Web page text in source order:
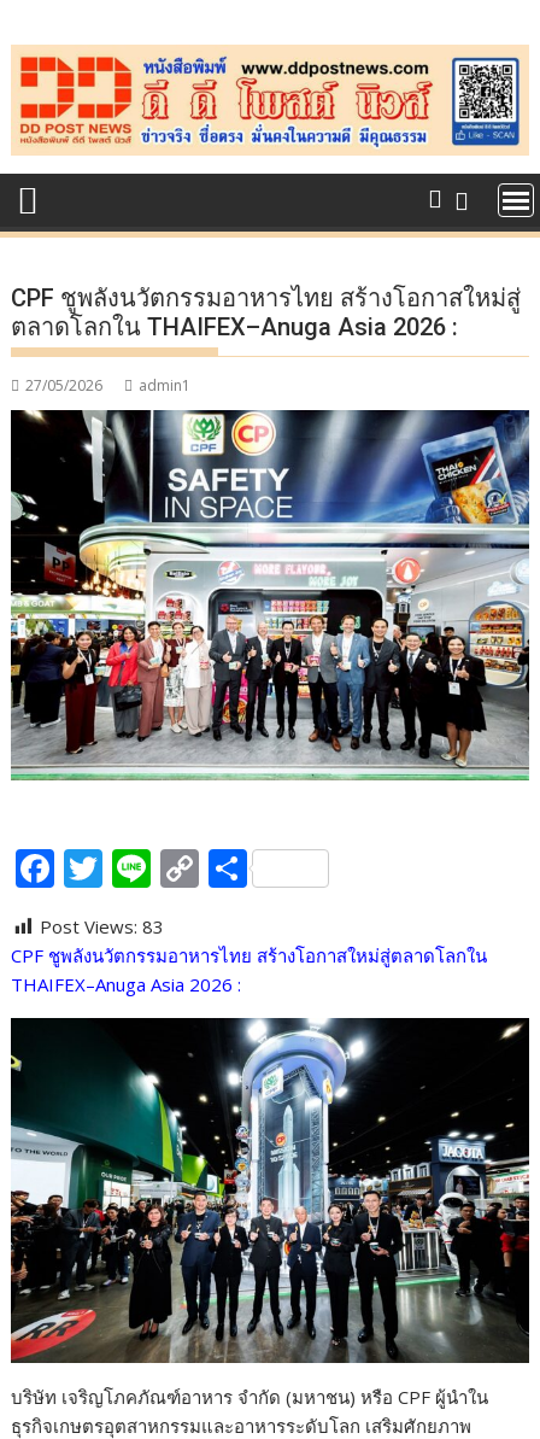
to
content
CPF ชูพลังนวัตกรรมอาหารไทย สร้างโอกาสใหม่สู่
ตลาดโลกใน THAIFEX–Anuga Asia 2026 :
27/05/2026 admin1
F
e
b
o
T
itt
er
Li
e
C
p
y
Li
n
k
S
ar
Post Views: 83
CPF ชูพลังนวัตกรรมอาหารไทย สร้างโอกาสใหม่สู่ตลาดโลกใน
THAIFEX–Anuga Asia 2026 :
บริษัท เจริญโภคภัณฑ์อาหาร จำกัด (มหาชน) หรือ CPF ผู้นำใน
ธุรกิจเกษตรอุตสาหกรรมและอาหารระดับโลก เสริมศักยภาพ